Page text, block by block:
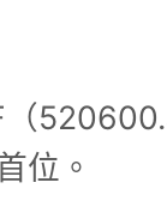
位。